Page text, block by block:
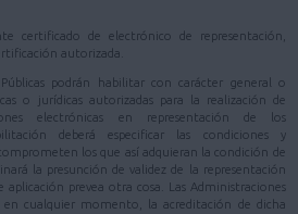
certificado de electrónico de representación,
autorizada.
podrán habilitar con carácter general o
o jurídicas autorizadas para la realización de
electrónicas en representación de los
deberá especificar las condiciones y
los que así adquieran la condición de
la presunción de validez de la representación
prevea otra cosa. Las Administraciones
en cualquier momento, la acreditación de dicha